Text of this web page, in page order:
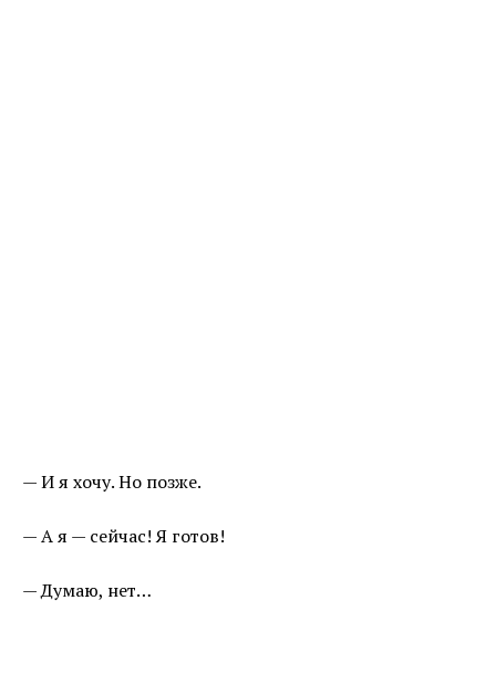
— И я хочу. Но позже.
— А я — сейчас! Я готов!
— Думаю, нет…